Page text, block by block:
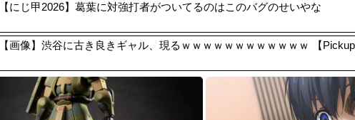
【にじ甲2026】葛葉に対強打者がついてるのはこのバグのせいやな
【画像】渋谷に古き良きギャル、現るｗｗｗｗｗｗｗｗｗｗｗｗ 【